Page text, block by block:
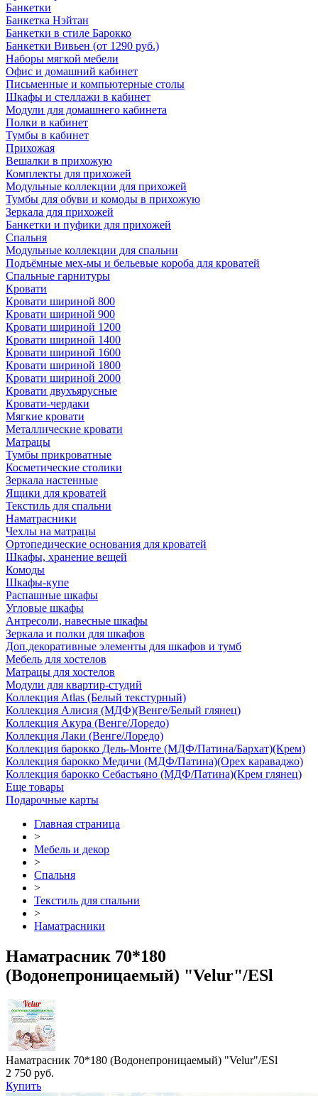
Банкетки
Банкетка Нэйтан
Банкетки в стиле Барокко
Банкетки Вивьен (от 1290 руб.)
Наборы мягкой мебели
Офис и домашний кабинет
Письменные и компьютерные столы
Шкафы и стеллажи в кабинет
Модули для домашнего кабинета
Полки в кабинет
Тумбы в кабинет
Прихожая
Вешалки в прихожую
Комплекты для прихожей
Модульные коллекции для прихожей
Тумбы для обуви и комоды в прихожую
Зеркала для прихожей
Банкетки и пуфики для прихожей
Спальня
Модульные коллекции для спальни
Подъёмные мех-мы и бельевые короба для кроватей
Спальные гарнитуры
Кровати
Кровати шириной 800
Кровати шириной 900
Кровати шириной 1200
Кровати шириной 1400
Кровати шириной 1600
Кровати шириной 1800
Кровати шириной 2000
Кровати двухъярусные
Кровати-чердаки
Мягкие кровати
Металлические кровати
Матрацы
Тумбы прикроватные
Косметические столики
Зеркала настенные
Ящики для кроватей
Текстиль для спальни
Наматрасники
Чехлы на матрацы
Ортопедические основания для кроватей
Шкафы, хранение вещей
Комоды
Шкафы-купе
Распашные шкафы
Угловые шкафы
Антресоли, навесные шкафы
Зеркала и полки для шкафов
Доп.декоративные элементы для шкафов и тумб
Мебель для хостелов
Матрацы для хостелов
Модули для квартир-студий
Коллекция Atlas (Белый текстурный)
Коллекция Алисия (МДФ)(Венге/Белый глянец)
Коллекция Акура (Венге/Лоредо)
Коллекция Лаки (Венге/Лоредо)
Коллекция барокко Дель-Монте (МДФ/Патина/Бархат)(Крем)
Коллекция барокко Медичи (МДФ/Патина)(Орех караваджо)
Коллекция барокко Себастьяно (МДФ/Патина)(Крем глянец)
Еще товары
Подарочные карты
Главная страница
>
Мебель и декор
>
Спальня
>
Текстиль для спальни
>
Наматрасники
Наматрасник 70*180
(Водонепроницаемый) "Velur"/ESl
Наматрасник 70*180 (Водонепроницаемый) "Velur"/ESl
2 750 руб.
Купить